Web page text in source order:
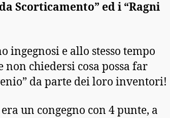
Scorticamento” ed i “Ragni
ingegnosi e allo stesso tempo
chiedersi cosa possa far
da parte dei loro inventori!
era un congegno con 4 punte, a